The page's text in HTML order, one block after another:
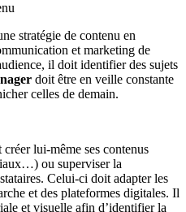
stratégie de contenu en
et marketing de
il doit identifier des sujets
doit être en veille constante
celles de demain.
créer lui-même ses contenus
ou superviser la
Celui-ci doit adapter les
et des plateformes digitales. Il
et visuelle afin d’identifier la